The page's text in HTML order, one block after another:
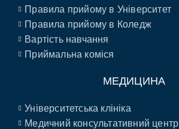
Правила прийому в Університет
Правила прийому в Коледж
Вартість навчання
Приймальна коміся
МЕДИЦИНА
Університетська клініка
Медичний консультативний центр